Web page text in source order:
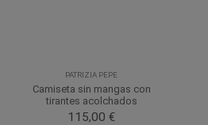
PATRIZIA PEPE
Camiseta sin mangas con
tirantes acolchados
115,00 €